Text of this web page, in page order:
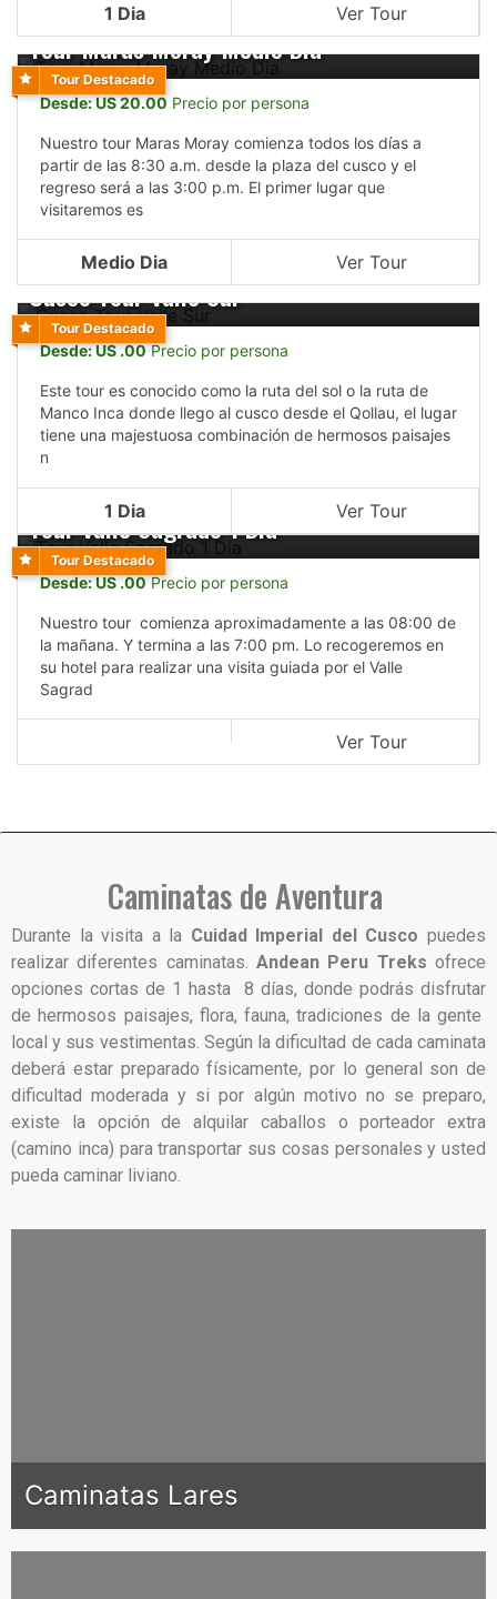
1 Dia Ver Tour
Tour Destacado
Tour Maras Moray Medio Dia
Desde: US 20.00 Precio por persona
Nuestro tour Maras Moray comienza todos los días a
partir de las 8:30 a.m. desde la plaza del cusco y el
regreso será a las 3:00 p.m. El primer lugar que
visitaremos es
Medio Dia Ver Tour
Tour Destacado
Cusco Tour Valle Sur
Desde: US .00 Precio por persona
Este tour es conocido como la ruta del sol o la ruta de
Manco Inca donde llego al cusco desde el Qollau, el lugar
tiene una majestuosa combinación de hermosos paisajes
n
1 Dia Ver Tour
Tour Destacado
Tour Valle Sagrado 1 Día
Desde: US .00 Precio por persona
Nuestro tour comienza aproximadamente a las 08:00 de
la mañana. Y termina a las 7:00 pm. Lo recogeremos en
su hotel para realizar una visita guiada por el Valle
Sagrad
Ver Tour
Caminatas de Aventura
Durante la visita a la Cuidad Imperial del Cusco puedes
realizar diferentes caminatas. Andean Peru Treks ofrece
opciones cortas de 1 hasta 8 días, donde podrás disfrutar
de hermosos paisajes, flora, fauna, tradiciones de la gente
local y sus vestimentas. Según la dificultad de cada caminata
deberá estar preparado físicamente, por lo general son de
dificultad moderada y si por algún motivo no se preparo,
existe la opción de alquilar caballos o porteador extra
(camino inca) para transportar sus cosas personales y usted
pueda caminar liviano.
Caminatas Lares